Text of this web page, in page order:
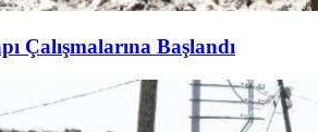
Çalışmalarına Başlandı